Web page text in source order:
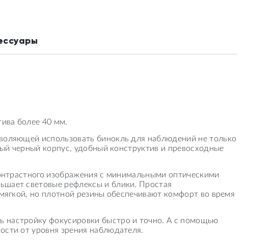
более 40 мм.
использовать бинокль для наблюдений не только
черный корпус, удобный конструктив и превосходные
изображения с минимальными оптическими
световые рефлексы и блики. Простая
но плотной резины обеспечивают комфорт во время
настройку фокусировки быстро и точно. А с помощью
от уровня зрения наблюдателя.